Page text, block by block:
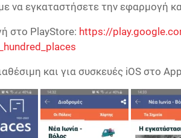
να εγκαταστήσετε την εφαρμογή
στο PlayStore: https://
και για συσκευές iOS στο